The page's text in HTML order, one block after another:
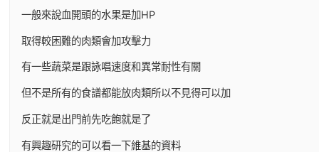
一般來說血開頭的水果是加HP
取得較困難的肉類會加攻擊力
有一些蔬菜是跟詠唱速度和異常耐性有關
但不是所有的食譜都能放肉類所以不見得可以加
反正就是出門前先吃飽就是了
有興趣研究的可以看一下維基的資料